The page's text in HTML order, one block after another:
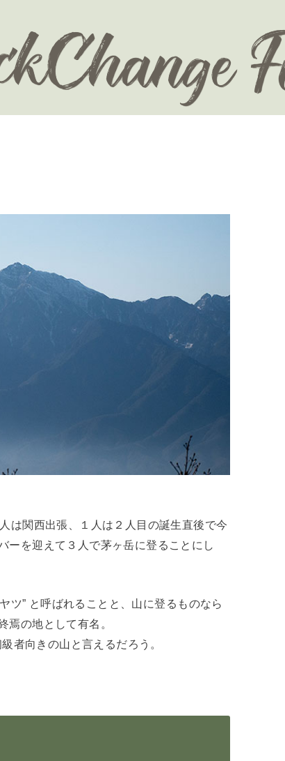
は関西出張、１人は２人目の誕生直後で今
ーを迎えて３人で茅ヶ岳に登ることにし
ツ” と呼ばれることと、山に登るものなら
焉の地として有名。
者向きの山と言えるだろう。